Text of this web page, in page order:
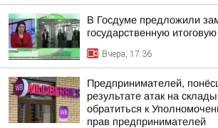
В Госдуме предложили
государственную
Вчера, 17:36
Предпринимателей,
результате атак на
обратиться к
прав предпринимателей